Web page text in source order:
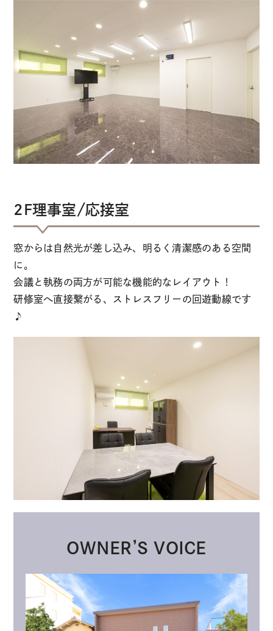
2F理事室/応接室
窓からは自然光が差し込み、明るく清潔感のある空間
に。
会議と執務の両方が可能な機能的なレイアウト！
研修室へ直接繋がる、ストレスフリーの回遊動線です
♪
OWNER’S VOICE